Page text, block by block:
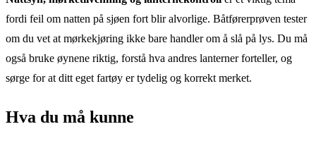
fordi feil om natten på sjøen fort blir alvorlige. Båtførerprøven tester
om du vet at mørkekjøring ikke bare handler om å slå på lys. Du må
også bruke øynene riktig, forstå hva andres lanterner forteller, og
sørge for at ditt eget fartøy er tydelig og korrekt merket.
Hva du må kunne